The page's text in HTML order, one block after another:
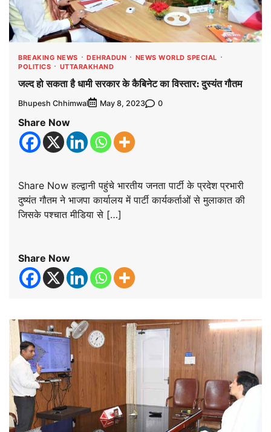
BREAKING NEWS DEHRADUN
NEWS WORLD SPECIAL
POLITICS
UTTARAKHAND
जल्द हो सकता है धामी सरकार के कैबिनेट का विस्तार: दुस्यंत गौतम
Bhupesh Chhimwal May 8, 2023 0
Share Now
Share Now हल्द्वानी पहुंचे भारतीय जनता पार्टी के प्रदेश प्रभारी
दुष्यंत गौतम ने भाजपा कार्यालय में पार्टी कार्यकर्ताओं से मुलाकात की
जिसके पश्चात मीडिया से […]
Share Now